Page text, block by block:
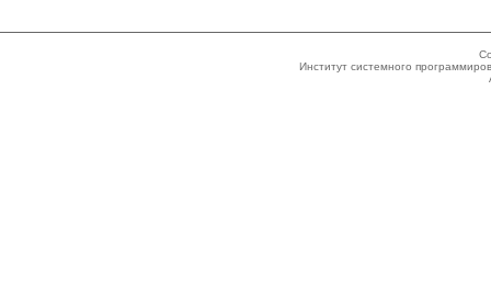
Институт системного